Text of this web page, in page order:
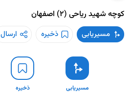
کوچه شهید ریاحی (۲) اصفهان
مسیریابی ذخیره ارسال
مسیریابی ذخیره